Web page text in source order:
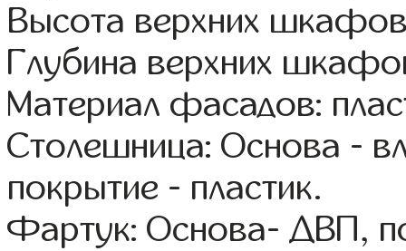
Высота верхних
Глубина верхних
Материал фасадов:
Столешница: Основа -
покрытие - пластик.
Фартук: Основа- ДВП,